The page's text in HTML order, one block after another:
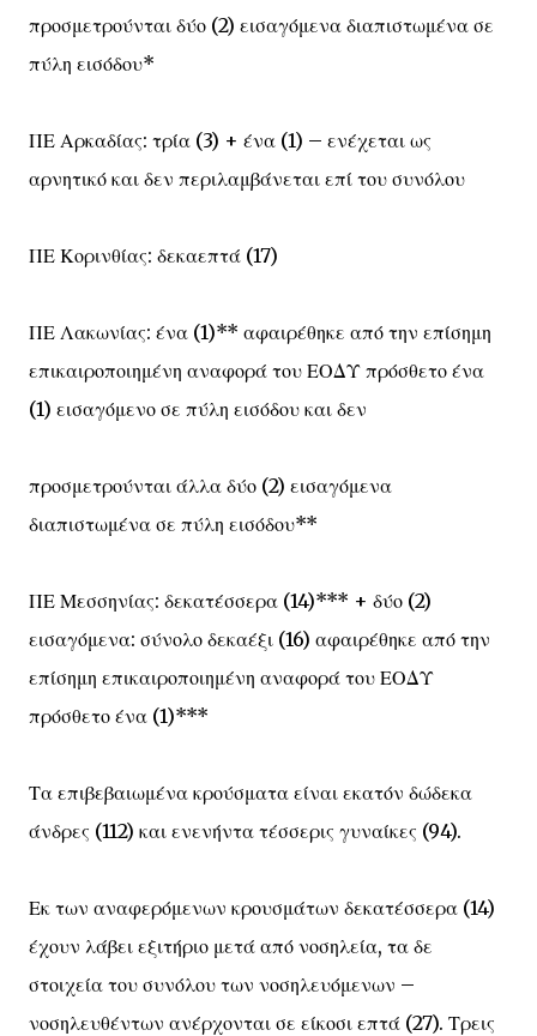
προσμετρούνται δύο (2) εισαγόμενα διαπιστωμένα σε
πύλη εισόδου*
ΠΕ Αρκαδίας: τρία (3) + ένα (1) – ενέχεται ως
αρνητικό και δεν περιλαμβάνεται επί του συνόλου
ΠΕ Κορινθίας: δεκαεπτά (17)
ΠΕ Λακωνίας: ένα (1)** αφαιρέθηκε από την επίσημη
επικαιροποιημένη αναφορά του ΕΟΔΥ πρόσθετο ένα
(1) εισαγόμενο σε πύλη εισόδου και δεν
προσμετρούνται άλλα δύο (2) εισαγόμενα
διαπιστωμένα σε πύλη εισόδου**
ΠΕ Μεσσηνίας: δεκατέσσερα (14)*** + δύο (2)
εισαγόμενα: σύνολο δεκαέξι (16) αφαιρέθηκε από την
επίσημη επικαιροποιημένη αναφορά του ΕΟΔΥ
πρόσθετο ένα (1)***
Τα επιβεβαιωμένα κρούσματα είναι εκατόν δώδεκα
άνδρες (112) και ενενήντα τέσσερις γυναίκες (94).
Εκ των αναφερόμενων κρουσμάτων δεκατέσσερα (14)
έχουν λάβει εξιτήριο μετά από νοσηλεία, τα δε
στοιχεία του συνόλου των νοσηλευόμενων –
νοσηλευθέντων ανέρχονται σε είκοσι επτά (27). Τρεις